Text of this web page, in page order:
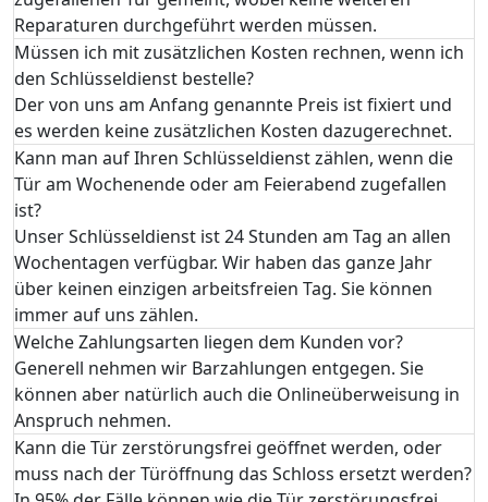
Reparaturen durchgeführt werden müssen.
Müssen ich mit zusätzlichen Kosten rechnen, wenn ich
den Schlüsseldienst bestelle?
Der von uns am Anfang genannte Preis ist fixiert und
es werden keine zusätzlichen Kosten dazugerechnet.
Kann man auf Ihren Schlüsseldienst zählen, wenn die
Tür am Wochenende oder am Feierabend zugefallen
ist?
Unser Schlüsseldienst ist 24 Stunden am Tag an allen
Wochentagen verfügbar. Wir haben das ganze Jahr
über keinen einzigen arbeitsfreien Tag. Sie können
immer auf uns zählen.
Welche Zahlungsarten liegen dem Kunden vor?
Generell nehmen wir Barzahlungen entgegen. Sie
können aber natürlich auch die Onlineüberweisung in
Anspruch nehmen.
Kann die Tür zerstörungsfrei geöffnet werden, oder
muss nach der Türöffnung das Schloss ersetzt werden?